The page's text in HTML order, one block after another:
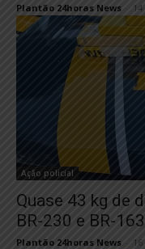
Plantão 24horas News
Ação policial
Quase 43 kg de
BR-230 e BR-163
Plantão 24horas News